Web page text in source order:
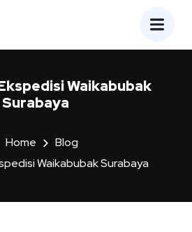
Waikabubak
Surabaya
Home
Blog
Waikabubak Surabaya